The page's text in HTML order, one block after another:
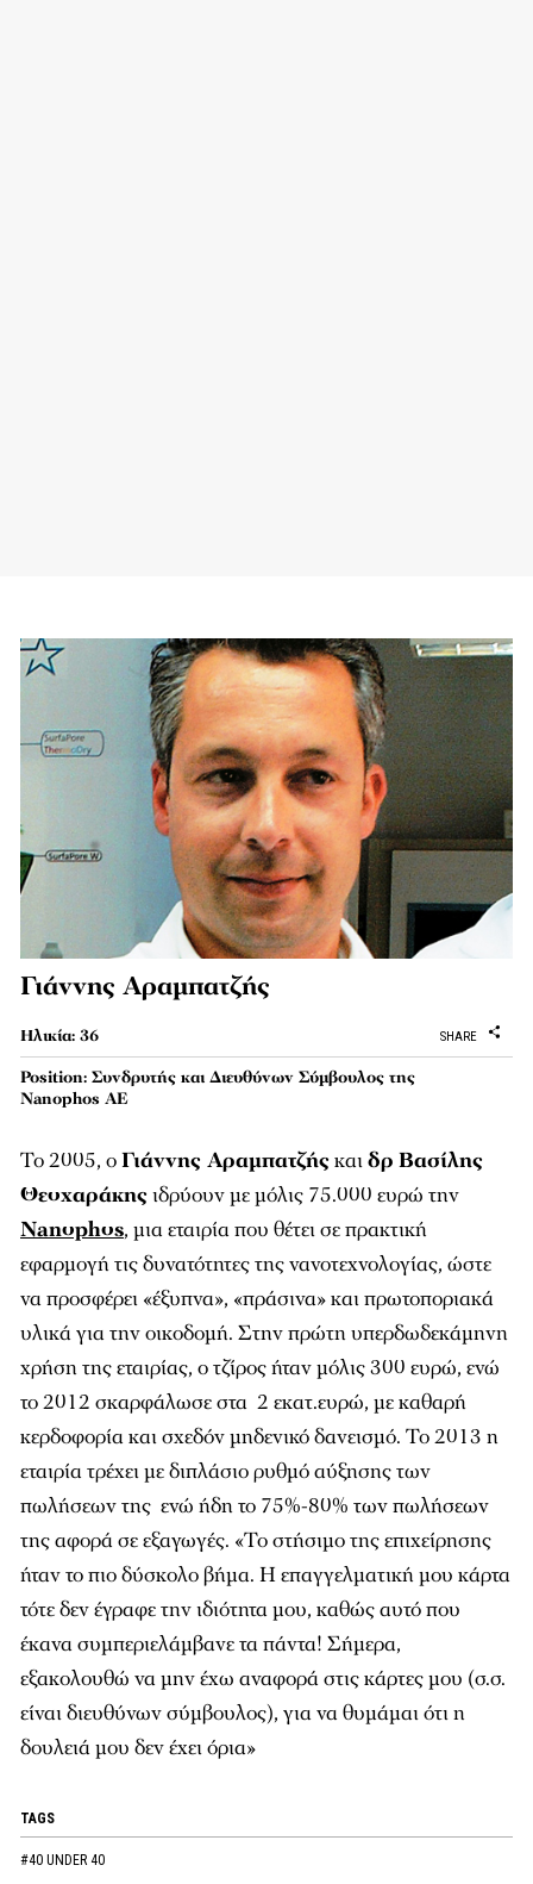
Γιάννης Αραμπατζής
SHARE
Ηλικία: 36
Position: Συνδρυτής και Διευθύνων Σύμβουλος της
Nanophos AE
Το 2005, οΓιάννης Αραμπατζήςκαιδρ Βασίλης
Θεοχαράκηςιδρύουν με μόλις 75.000 ευρώ την
Nanophos, μια εταιρία που θέτει σε πρακτική
εφαρμογή τις δυνατότητες της νανοτεχνολογίας, ώστε
να προσφέρει «έξυπνα», «πράσινα» και πρωτοποριακά
υλικά για την οικοδομή. Στην πρώτη υπερδωδεκάμηνη
χρήση της εταιρίας, ο τζίρος ήταν μόλις 300 ευρώ, ενώ
το 2012 σκαρφάλωσε στα 2 εκατ.ευρώ, με καθαρή
κερδοφορία και σχεδόν μηδενικό δανεισμό. Το 2013 η
εταιρία τρέχει με διπλάσιο ρυθμό αύξησης των
πωλήσεων της ενώ ήδη το 75%-80% των πωλήσεων
της αφορά σε εξαγωγές. «Το στήσιμο της επιχείρησης
ήταν το πιο δύσκολο βήμα. Η επαγγελματική μου κάρτα
τότε δεν έγραφε την ιδιότητα μου, καθώς αυτό που
έκανα συμπεριελάμβανε τα πάντα! Σήμερα,
εξακολουθώ να μην έχω αναφορά στις κάρτες μου (σ.σ.
είναι διευθύνων σύμβουλος), για να θυμάμαι ότι η
δουλειά μου δεν έχει όρια»
TAGS
#40 UNDER 40